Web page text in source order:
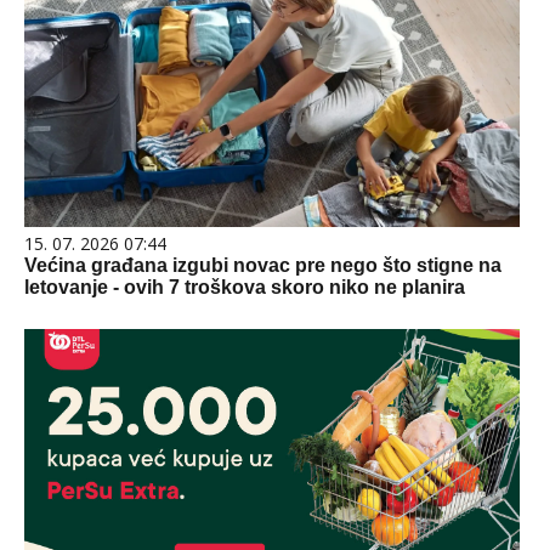
15. 07. 2026 07:44
Većina građana izgubi novac pre nego što stigne na
letovanje - ovih 7 troškova skoro niko ne planira